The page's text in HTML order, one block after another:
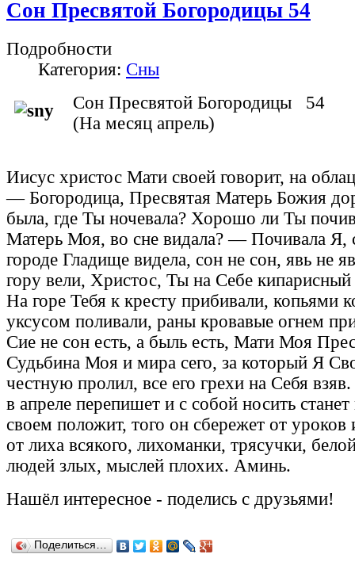
Сон Пресвятой Богородицы 54
Подробности
Категория: Сны
Сон Пресвятой Богородицы 54
(На месяц апрель)
Иисус христос Мати своей говорит, на
— Богородица, Пресвятая Матерь Божия
была, где Ты ночевала? Хорошо ли Ты
Матерь Моя, во сне видала? — Почивала
городе Гладище видела, сон не сон, явь не
гору вели, Христос, Ты на Себе кипарисный
На горе Тебя к кресту прибивали, копьями
уксусом поливали, раны кровавые огнем
Сие не сон есть, а быль есть, Мати Моя
Судьбина Моя и мира сего, за который Я
честную пролил, все его грехи на Себя
в апреле перепишет и с собой носить
своем положит, того он сбережет от уроков
от лиха всякого, лихоманки, трясучки,
людей злых, мыслей плохих. Аминь.
Нашёл интересное - поделись с друзьями!
Поделиться…